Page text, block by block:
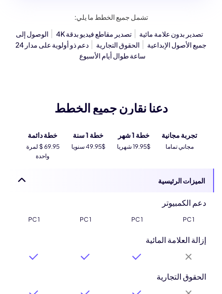
تشمل جميع الخطط ما يلي:
تصدير بدون علامة مائية
تصدير مقاطع فيديو بدقة 4K
الوصول إلى
جميع الأصول الإبداعية
الحقوق التجارية
دعم ذو أولوية على مدار 24
ساعة طوال أيام الأسبوع
دعنا نقارن جميع الخطط
تجربة مجانية خطة 1 شهر خطة 1 سنة خطة دائمة
مجاني تماما 19.95$ شهريا 49.95$ سنويا
69.95 $ لمرة
واحدة
الميزات الرئيسية
دعم الكمبيوتر
1 PC
1 PC
1 PC
1 PC
إزالة العلامة المائية
الحقوق التجارية